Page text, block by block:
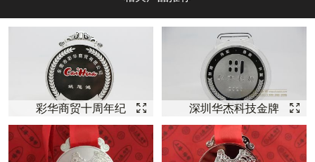
彩华商贸十周年纪
念银奖牌纪念【奖
牌定制】
深圳华杰科技金牌
销售奖牌【奖牌定
制】